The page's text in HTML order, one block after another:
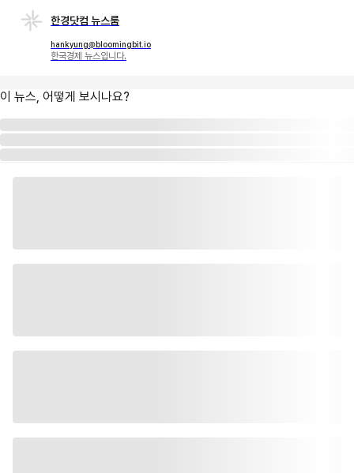
한경닷컴 뉴스룸
hankyung@bloomingbit.io
한국경제 뉴스입니다.
이 뉴스, 어떻게 보시나요?